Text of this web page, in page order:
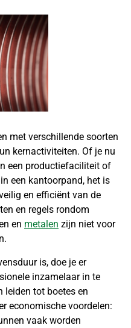
met verschillende soorten
kernactiviteiten. Of je nu
een productiefaciliteit of
een kantoorpand, het is
en efficiënt van de
en regels rondom
en metalen zijn niet voor
is, doe je er
inzamelaar in te
leiden tot boetes en
economische voordelen:
vaak worden